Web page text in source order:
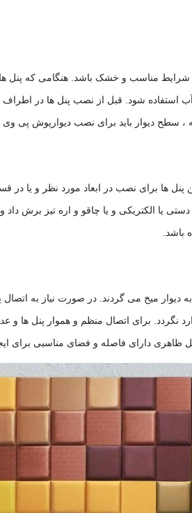
مناسب و خشک باشد. هنگامی که پنل
استفاده شود. قبل از نصب پنل ها در اطراف
ها برای نصب در ابعاد مورد نظر و یا
یا الکتریکی و یا چاقو و اره تیز برش
باشد
میخ می گردند. در صورت نیاز به اتصال
برای اتصال منظم و هموار پنل ها و
دارای فاصله و فضای مناسبی برای